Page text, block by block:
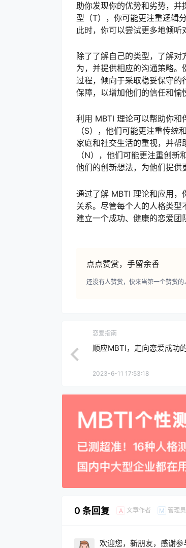
助你发现你的优势和劣势，并
型（T），你可能更注重逻辑
此时，你可以尝试更多地倾听
除了了解自己的类型，了解
为，并提供相应的沟通策略
过程，倾向于采取稳妥保守
保障，以增加他们的信任和愉
利用 MBTI 理论可以帮助你和
（S），他们可能更注重传
家庭和社交生活的重视，并
（N），他们可能更注重创
他们的创新想法，为他们提供
通过了解 MBTI 理论和应用，
关系。尽管每个人的人格类型
建立一个成功、健康的恋爱团
点点赞赏，手留余香
还没有人赞赏，快来当第一个赞赏的
恋爱指南
顺应MBTI，走向恋爱成功
2023-6-11 17:53:18
0 条回复 A 文章作者 M 管理员
欢迎您，新朋友，感谢参